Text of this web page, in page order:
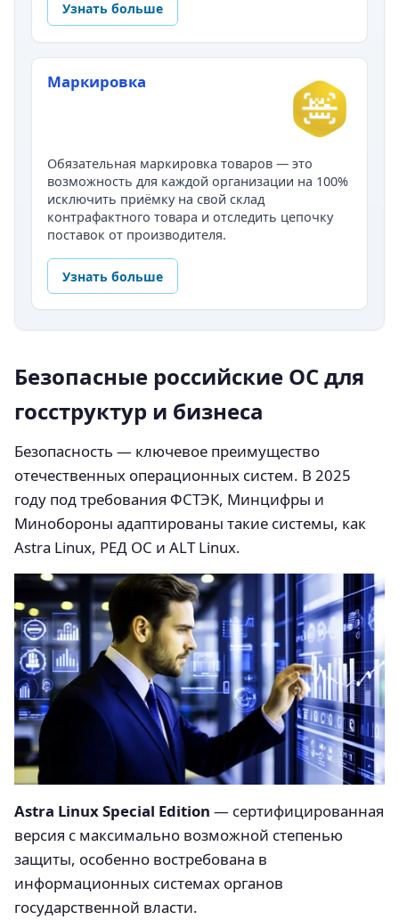
Узнать больше
Маркировка
Обязательная маркировка товаров — это
возможность для каждой организации на 100%
исключить приёмку на свой склад
контрафактного товара и отследить цепочку
поставок от производителя.
Узнать больше
Безопасные российские ОС для
госструктур и бизнеса
Безопасность — ключевое преимущество
отечественных операционных систем. В 2025
году под требования ФСТЭК, Минцифры и
Минобороны адаптированы такие системы, как
Astra Linux, РЕД ОС и ALT Linux.
Astra Linux Special Edition — сертифицированная
версия с максимально возможной степенью
защиты, особенно востребована в
информационных системах органов
государственной власти.